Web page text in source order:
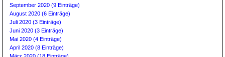
September 2020 (9 Einträge)
August 2020 (6 Einträge)
Juli 2020 (3 Einträge)
Juni 2020 (3 Einträge)
Mai 2020 (4 Einträge)
April 2020 (8 Einträge)